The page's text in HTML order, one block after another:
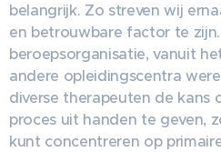
belangrijk. Zo streven wij
en betrouwbare factor te
beroepsorganisatie, vanuit
andere opleidingscentra
diverse therapeuten de kans
proces uit handen te geven,
kunt concentreren op